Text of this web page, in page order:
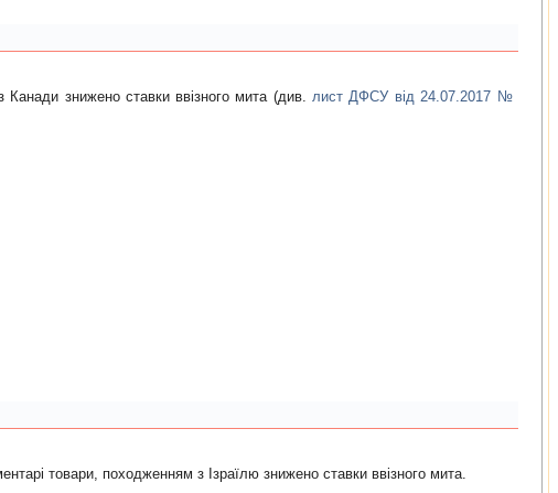
знижено ставки ввізного мита (див. лист ДФСУ від 24.07.2017 №
товари, походженням з Ізраїлю знижено ставки ввізного мита.